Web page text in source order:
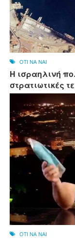
OTI NA NAI
Η ισραηλινή
στρατιωτικές
OTI NA NAI